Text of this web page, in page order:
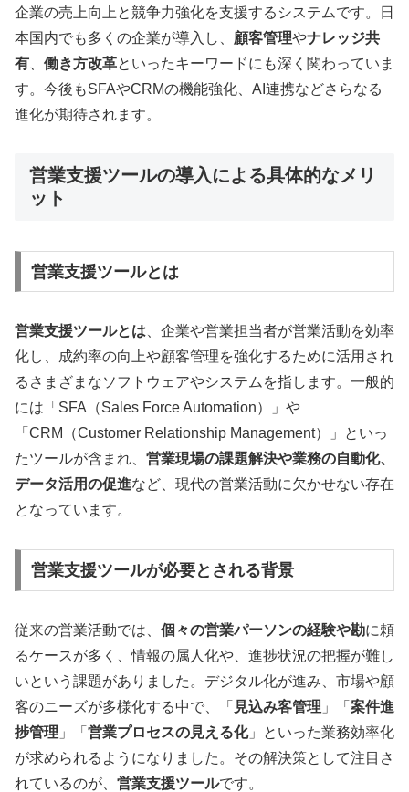
企業の売上向上と競争力強化を支援するシステムです。日
本国内でも多くの企業が導入し、 顧客管理やナレッジ共
有
働き方改革といったキーワードにも深く関わっていま
す。今後もSFAやCRMの機能強化、AI連携などさらなる
進化が期待されます。
営業支援ツールの導入による具体的なメリ
ット
営業支援ツールとは
営業支援ツールとは、企業や営業担当者が営業活動を効率
化し、成約率の向上や顧客管理を強化するために活用され
るさまざまなソフトウェアやシステムを指します。一般的
には「SFA（Sales Force Automation）」や
「CRM（Customer Relationship Management）」といっ
たツールが含まれ、 営業現場の課題解決や業務の自動化、
データ活用の促進など、現代の営業活動に欠かせない存在
となっています。
営業支援ツールが必要とされる背景
従来の営業活動では、 個々の営業パーソンの経験や勘に頼
るケースが多く、情報の属人化や、進捗状況の把握が難し
いという課題がありました。デジタル化が進み、市場や顧
客のニーズが多様化する中で、「 見込み客管理 」「 案件進
捗管理 」「 営業プロセスの見える化」といった業務効率化
が求められるようになりました。その解決策として注目さ
れているのが、 営業支援ツールです。